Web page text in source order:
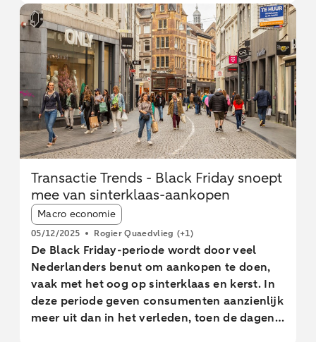
woonlastenratio; vrije sector- en sociale
huurders zitten op vergelijkbare niveaus.
Jongere kopers en vrije huurders hebben
vergelijkbare inkomsten en woonlasten.
Woonlastenratio van jongere kopers is
gestegen door hypotheekrenteaftrek en
beperkte koopmogelijkheden voor lagere
inkomens. Huurtoeslag essentieel voor groot
deel van ontvangers voorkomt dat
huishoudens meer dan de helft van hun
inkomsten aan woonlasten moeten uitgeven.
Transactie Trends - Black Friday snoept
mee van sinterklaas-aankopen
Article tags:
Macro economie
05/12/2025 Rogier Quaedvlieg (+1)
De Black Friday-periode wordt door veel
Nederlanders benut om aankopen te doen,
vaak met het oog op sinterklaas en kerst. In
deze periode geven consumenten aanzienlijk
meer uit dan in het verleden, toen de dagen